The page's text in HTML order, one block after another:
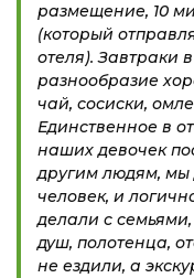
размещение, 10
(который
отеля). Завтраки
разнообразие
чай, сосиски,
Единственное в
наших девочек
другим людям, мы
человек, и
делали с семьями,
душ, полотенца,
не ездили, а